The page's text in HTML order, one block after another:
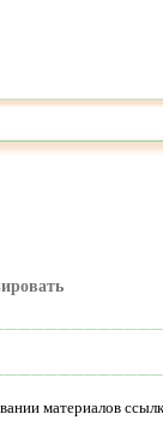
материалов